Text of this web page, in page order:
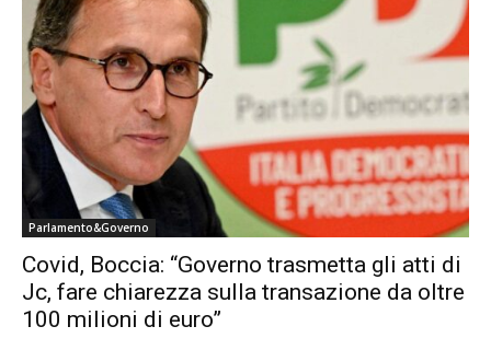
Parlamento&Governo
Covid, Boccia: “Governo trasmetta gli atti di
Jc, fare chiarezza sulla transazione da oltre
100 milioni di euro”